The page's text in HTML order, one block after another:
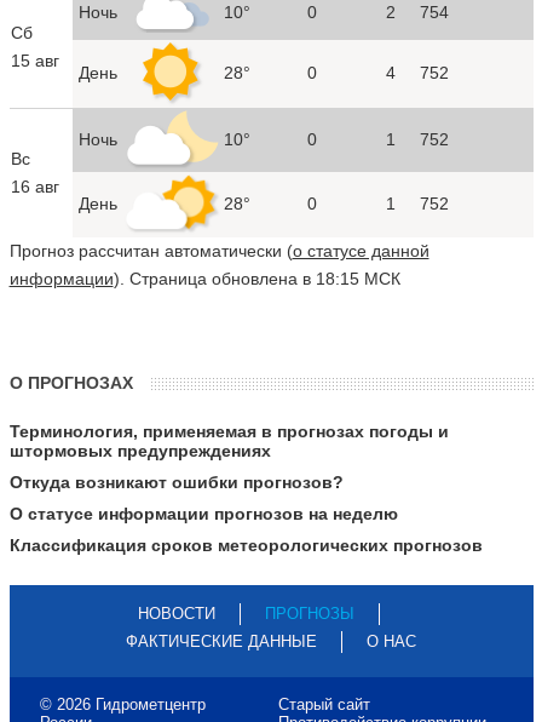
Сб
15 авг
Ночь 10° 0 2 754
День 28° 0 4 752
Вс
16 авг
Ночь 10° 0 1 752
День 28° 0 1 752
Прогноз рассчитан автоматически (о статусе данной
информации). Страница обновлена в 18:15 МСК
О ПРОГНОЗАХ
Терминология, применяемая в прогнозах погоды и
штормовых предупреждениях
Откуда возникают ошибки прогнозов?
О статусе информации прогнозов на неделю
Классификация сроков метеорологических прогнозов
НОВОСТИ
ПРОГНОЗЫ
ФАКТИЧЕСКИЕ ДАННЫЕ
О НАС
© 2026 Гидрометцентр
Старый сайт